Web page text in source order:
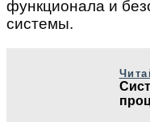
функционала и
системы.